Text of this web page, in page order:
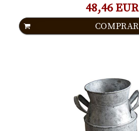
48,46 EUR
COMPRAR